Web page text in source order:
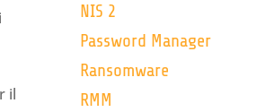
il
NIS 2
Password Manager
Ransomware
RMM